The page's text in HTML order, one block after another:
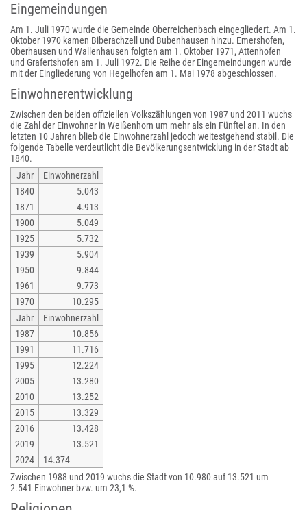
Eingemeindungen
Am 1. Juli 1970 wurde die Gemeinde Oberreichenbach eingegliedert. Am 1.
Oktober 1970 kamen Biberachzell und Bubenhausen hinzu. Emershofen,
Oberhausen und Wallenhausen folgten am 1. Oktober 1971, Attenhofen
und Grafertshofen am 1. Juli 1972. Die Reihe der Eingemeindungen wurde
mit der Eingliederung von Hegelhofen am 1. Mai 1978 abgeschlossen.
Einwohnerentwicklung
Zwischen den beiden offiziellen Volkszählungen von 1987 und 2011 wuchs
die Zahl der Einwohner in Weißenhorn um mehr als ein Fünftel an. In den
letzten 10 Jahren blieb die Einwohnerzahl jedoch weitestgehend stabil. Die
folgende Tabelle verdeutlicht die Bevölkerungsentwicklung in der Stadt ab
1840.
Jahr
Einwohnerzahl
1840
5.043
1871
4.913
1900
5.049
1925
5.732
1939
5.904
1950
9.844
1961
9.773
1970
10.295
Jahr
Einwohnerzahl
1987
10.856
1991
11.716
1995
12.224
2005
13.280
2010
13.252
2015
13.329
2016
13.428
2019
13.521
2024
14.374
Zwischen 1988 und 2019 wuchs die Stadt von 10.980 auf 13.521 um
2.541 Einwohner bzw. um 23,1 %.
Religionen